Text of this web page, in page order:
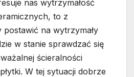
nas wytrzymałość
to z
postawić na wytrzymały
w stanie sprawdzać się
ścieralności
W tej sytuacji dobrze